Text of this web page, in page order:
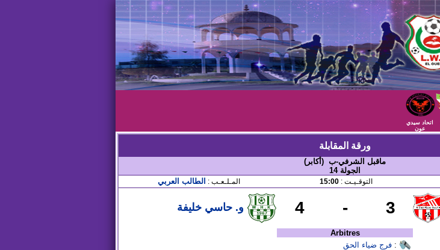
اتحاد سيدي
عون
ورقة المقابلة
ماقبل الشرفي-ب (أكابر)
الجولة 14
التوقـيـت :15:00 المـلـعـب : الطالب العربي
3
-
4 و. حاسي خليفة
Arbitres
: فرج ضياء الحق